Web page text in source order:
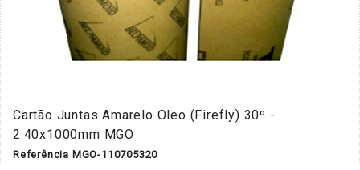
Cartão Juntas Amarelo Oleo (Firefly) 30º -
2.40x1000mm MGO
Referência MGO-110705320